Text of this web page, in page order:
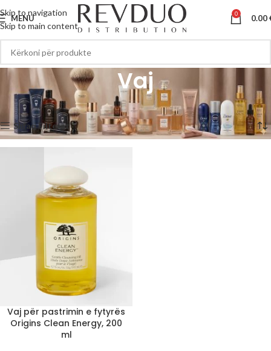
Skip to navigation
Skip to main content
MENU 0 0.00
Vaj
Kreu Vaj Po shfaqet përfundimi i vetëm
Shfaq Filterat
Vaj për pastrimin e fytyrës
Origins Clean Energy, 200
ml